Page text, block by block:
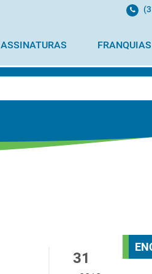
ASSINATURAS FRANQUIAS
31